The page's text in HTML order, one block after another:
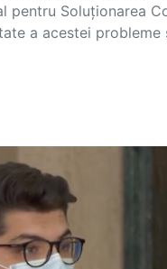
pentru Soluționarea
a acestei probleme